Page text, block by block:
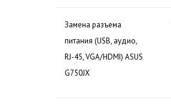
Замена разъема
питания (USB, аудио,
RJ-45, VGA/HDMI) ASUS
G750JX